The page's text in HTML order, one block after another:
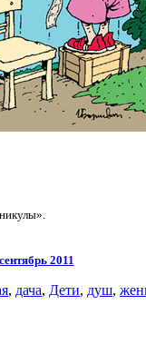
сентябрь 2011
, дача, Дети, душ,